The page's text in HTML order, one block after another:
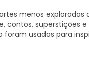
menos
contos, superstições
usadas para